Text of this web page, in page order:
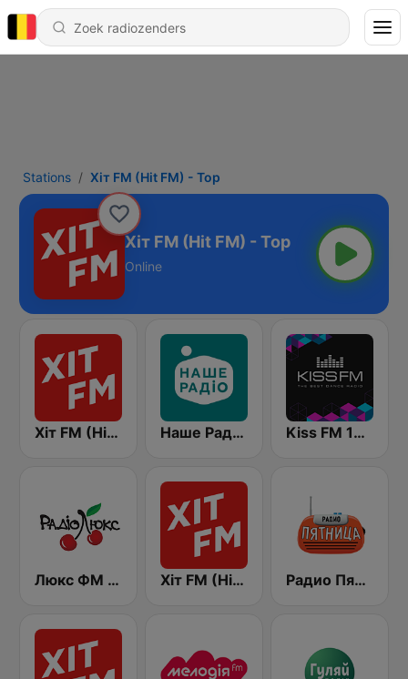
Stations Хіт FM (Hit FM) - Top
Хіт FM (Hit FM) - Top
Online
Хіт FM (Hit FM) Наше Радио (Nashe Radio) 107.9 Kiss FM 106.5 (Кисc ФМ)
Люкс ФМ Україна - Lux FM Ukraine Хіт FM (Hit FM) - Best Радио Пятница (Pyatnica)